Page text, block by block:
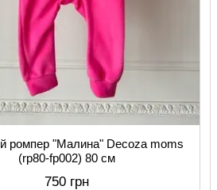
ромпер "Малина" Decoza moms
(rp80-fp002) 80 см
750 грн